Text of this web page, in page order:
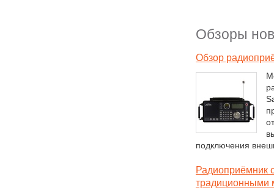
Обзоры
Обзор
подключения
Радиоприёмник
традиционными